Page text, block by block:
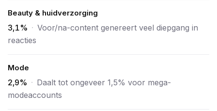
Beauty & huidverzorging
3,1% · Voor/na-content genereert veel diepgang in
reacties
Mode
2,9% · Daalt tot ongeveer 1,5% voor mega-
modeaccounts